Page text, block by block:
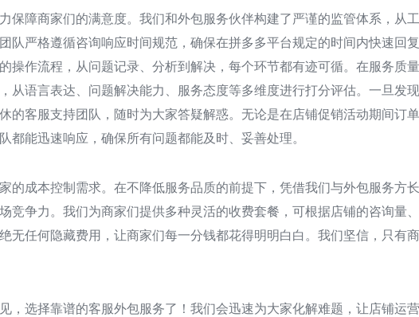
保障商家们的满意度。我们和外包服务伙伴构建了严谨的监管体系，从
队严格遵循咨询响应时间规范，确保在拼多多平台规定的时间内快速回
操作流程，从问题记录、分析到解决，每个环节都有迹可循。在服务质
从语言表达、问题解决能力、服务态度等多维度进行打分评估。一旦发
的客服支持团队，随时为大家答疑解惑。无论是在店铺促销活动期间订
都能迅速响应，确保所有问题都能及时、妥善处理。
的成本控制需求。在不降低服务品质的前提下，凭借我们与外包服务方
竞争力。我们为商家们提供多种灵活的收费套餐，可根据店铺的咨询量
无任何隐藏费用，让商家们每一分钱都花得明明白白。我们坚信，只有
，选择靠谱的客服外包服务了！我们会迅速为大家化解难题，让店铺运